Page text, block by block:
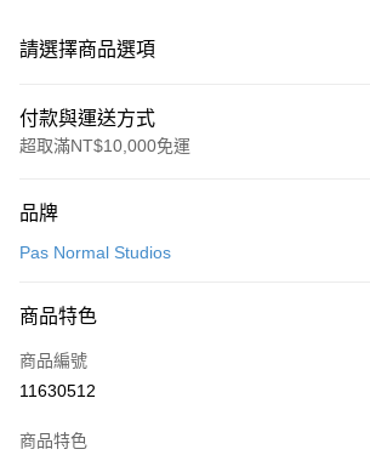
請選擇商品選項
付款與運送方式
超取滿NT$10,000免運
信用卡一次付款
LINE Pay
Apple Pay
品牌
Pas Normal Studios
商品特色
商品編號
11630512
商品特色